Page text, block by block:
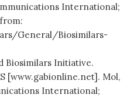
International;
General/Biosimilars-
Biosimilars Initiative.
[www.gabionline.net]. Mol,
International;